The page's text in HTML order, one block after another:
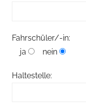
Fahrschüler/-in:
ja
nein
Haltestelle: